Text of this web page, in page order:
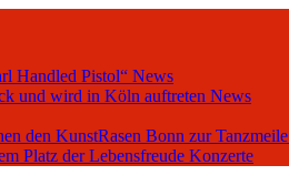
Handled Pistol“ News
und wird in Köln auftreten News
den KunstRasen Bonn zur Tanzmeile
Platz der Lebensfreude Konzerte